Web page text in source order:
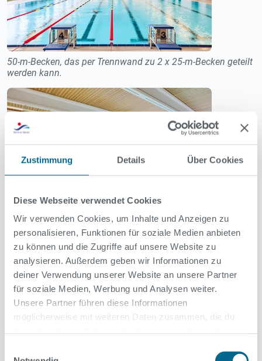
Zustimmung Details Über Cookies
Diese Webseite verwendet Cookies
Wir verwenden Cookies, um Inhalte und Anzeigen zu
personalisieren, Funktionen für soziale Medien anbieten
zu können und die Zugriffe auf unsere Website zu
analysieren. Außerdem geben wir Informationen zu
deiner Verwendung unserer Website an unsere Partner
für soziale Medien, Werbung und Analysen weiter.
Unsere Partner führen diese Informationen
möglicherweise mit weiteren Daten zusammen, die du
50-m-Becken, das per Trennwand zu 2 x 25-m-Becken geteilt
werden kann.
Nichtschwimmerbecken